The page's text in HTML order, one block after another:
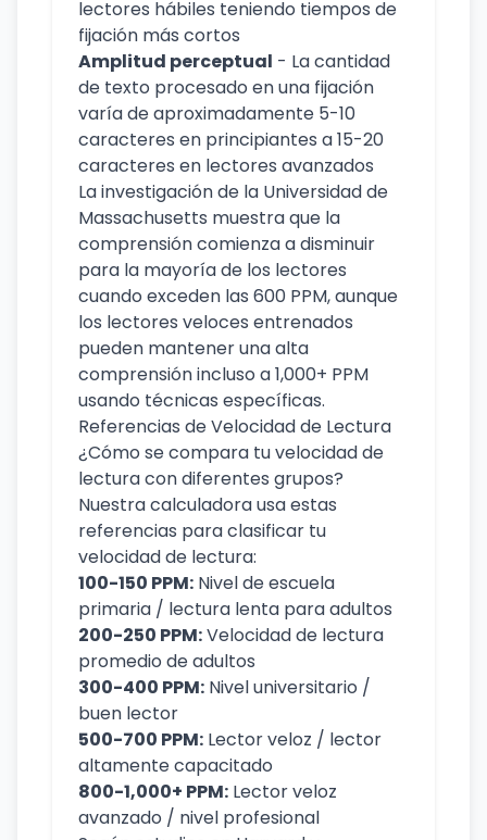
lectores hábiles teniendo tiempos de
fijación más cortos
Amplitud perceptual - La cantidad
de texto procesado en una fijación
varía de aproximadamente 5-10
caracteres en principiantes a 15-20
caracteres en lectores avanzados
La investigación de la Universidad de
Massachusetts muestra que la
comprensión comienza a disminuir
para la mayoría de los lectores
cuando exceden las 600 PPM, aunque
los lectores veloces entrenados
pueden mantener una alta
comprensión incluso a 1,000+ PPM
usando técnicas específicas.
Referencias de Velocidad de Lectura
¿Cómo se compara tu velocidad de
lectura con diferentes grupos?
Nuestra calculadora usa estas
referencias para clasificar tu
velocidad de lectura:
100-150 PPM: Nivel de escuela
primaria / lectura lenta para adultos
200-250 PPM:Velocidad de lectura
promedio de adultos
300-400 PPM: Nivel universitario /
buen lector
500-700 PPM: Lector veloz / lector
altamente capacitado
800-1,000+ PPM: Lector veloz
avanzado / nivel profesional